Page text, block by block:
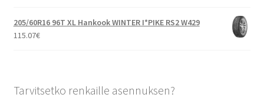
205/60R16 96T XL Hankook WINTER I*PIKE RS2 W429
115.07€
Tarvitsetko renkaille asennuksen?